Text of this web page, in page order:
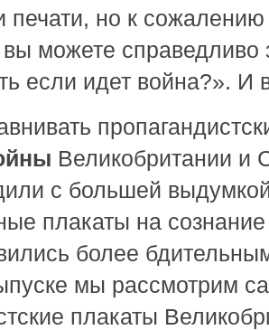
но к сожалению
можете справедливо
если идет война?». И
Великобритании и
с большей
плакаты на
более
мы рассмотрим
плакаты